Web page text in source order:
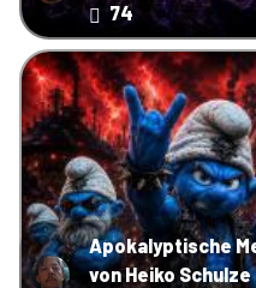
74
Apokalyptische
von Heiko Schulze